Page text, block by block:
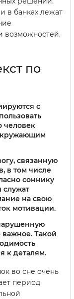
в банках лежат
возможностей.
по
с
человек
связанную
в том числе
соннику
служат
на свою
мотивации.
важное. Такой
к деталям.
во сне очень
период